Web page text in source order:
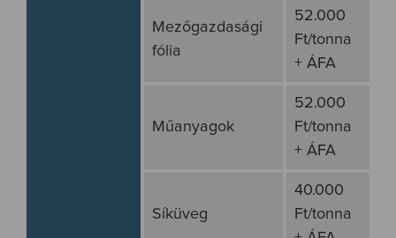
Mezőgazdasági
fólia
52.000
Ft/tonna
+ ÁFA
Műanyagok
52.000
Ft/tonna
+ ÁFA
Síküveg
40.000
Ft/tonna